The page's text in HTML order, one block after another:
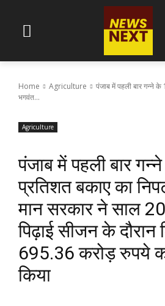
Home Agriculture
पंजाब में पहली बार गन्ने के
भगवंत...
Agriculture
पंजाब में पहली बार
प्रतिशत बकाए का
मान सरकार ने साल
पिढ़ाई सीजन के दौरान
695.36 करोड़ रुपये
किया